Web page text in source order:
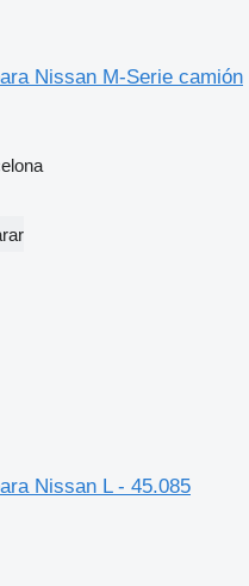
Nissan M-Serie camión
Nissan L - 45.085